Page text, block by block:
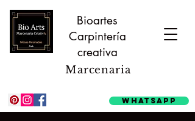
Bioartes
Carpintería
creativa
Marcenaria
Whatsapp